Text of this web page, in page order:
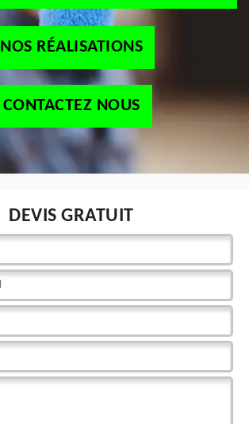
NOS RÉALISATIONS
CONTACTEZ NOUS
DEVIS GRATUIT